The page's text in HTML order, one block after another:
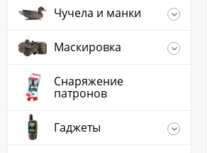
Чучела и манки
Маскировка
Снаряжение
патронов
Гаджеты